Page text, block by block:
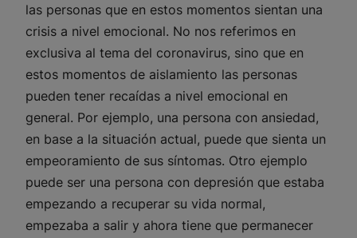
las personas que en estos momentos sientan una
crisis a nivel emocional. No nos referimos en
exclusiva al tema del coronavirus, sino que en
estos momentos de aislamiento las personas
pueden tener recaídas a nivel emocional en
general. Por ejemplo, una persona con ansiedad,
en base a la situación actual, puede que sienta un
empeoramiento de sus síntomas. Otro ejemplo
puede ser una persona con depresión que estaba
empezando a recuperar su vida normal,
empezaba a salir y ahora tiene que permanecer